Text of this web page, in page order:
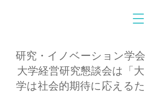
研究・イノベーション学会
大学経営研究懇談会は「大
学は社会的期待に応えるた